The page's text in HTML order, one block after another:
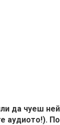
да чуеш
аудиото!).